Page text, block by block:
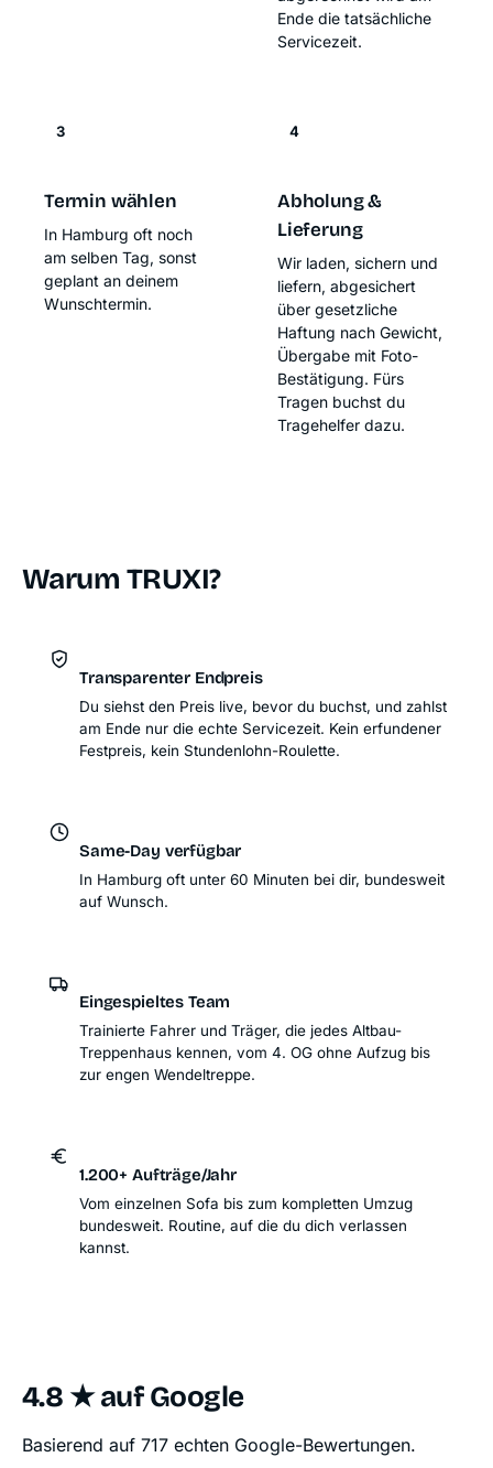
Ende die tatsächliche
Servicezeit.
3
Termin wählen
In Hamburg oft noch
am selben Tag, sonst
geplant an deinem
Wunschtermin.
4
Abholung &
Lieferung
Wir laden, sichern und
liefern, abgesichert
über gesetzliche
Haftung nach Gewicht,
Übergabe mit Foto-
Bestätigung. Fürs
Tragen buchst du
Tragehelfer dazu.
Warum TRUXI?
Transparenter Endpreis
Du siehst den Preis live, bevor du buchst, und zahlst
am Ende nur die echte Servicezeit. Kein erfundener
Festpreis, kein Stundenlohn-Roulette.
Same-Day verfügbar
In Hamburg oft unter 60 Minuten bei dir, bundesweit
auf Wunsch.
Eingespieltes Team
Trainierte Fahrer und Träger, die jedes Altbau-
Treppenhaus kennen, vom 4. OG ohne Aufzug bis
zur engen Wendeltreppe.
1.200+ Aufträge/Jahr
Vom einzelnen Sofa bis zum kompletten Umzug
bundesweit. Routine, auf die du dich verlassen
kannst.
4.8 ★ auf Google
Basierend auf 717 echten Google-Bewertungen.